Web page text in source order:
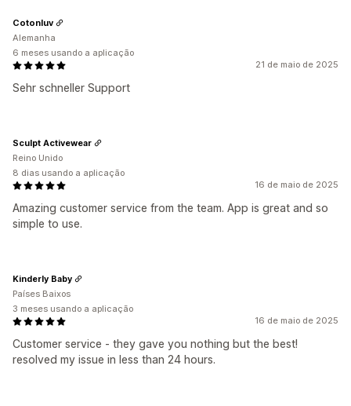
21 de maio de 2025
Sehr schneller Support
Cotonluv
Alemanha
6 meses usando a aplicação
16 de maio de 2025
Amazing customer service from the team. App is great and so
simple to use.
Sculpt Activewear
Reino Unido
8 dias usando a aplicação
16 de maio de 2025
Customer service - they gave you nothing but the best!
resolved my issue in less than 24 hours.
Kinderly Baby
Países Baixos
3 meses usando a aplicação